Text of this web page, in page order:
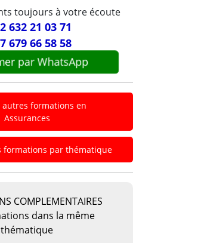
toujours à votre écoute
632 21 03 71
679 66 58 58
par WhatsApp
autres formations en
Assurances
formations par thématique
COMPLEMENTAIRES
dans la même
thématique